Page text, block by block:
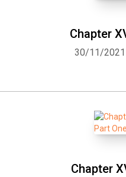
Chapter
30/11/2021
Chapter